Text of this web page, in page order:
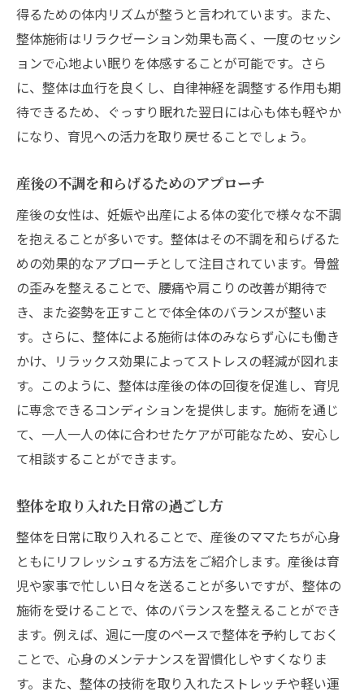
得るための体内リズムが整うと言われています。また、
整体施術はリラクゼーション効果も高く、一度のセッシ
ョンで心地よい眠りを体感することが可能です。さら
に、整体は血行を良くし、自律神経を調整する作用も期
待できるため、ぐっすり眠れた翌日には心も体も軽やか
になり、育児への活力を取り戻せることでしょう。
産後の不調を和らげるためのアプローチ
産後の女性は、妊娠や出産による体の変化で様々な不調
を抱えることが多いです。整体はその不調を和らげるた
めの効果的なアプローチとして注目されています。骨盤
の歪みを整えることで、腰痛や肩こりの改善が期待で
き、また姿勢を正すことで体全体のバランスが整いま
す。さらに、整体による施術は体のみならず心にも働き
かけ、リラックス効果によってストレスの軽減が図れま
す。このように、整体は産後の体の回復を促進し、育児
に専念できるコンディションを提供します。施術を通じ
て、一人一人の体に合わせたケアが可能なため、安心し
て相談することができます。
整体を取り入れた日常の過ごし方
整体を日常に取り入れることで、産後のママたちが心身
ともにリフレッシュする方法をご紹介します。産後は育
児や家事で忙しい日々を送ることが多いですが、整体の
施術を受けることで、体のバランスを整えることができ
ます。例えば、週に一度のペースで整体を予約しておく
ことで、心身のメンテナンスを習慣化しやすくなりま
す。また、整体の技術を取り入れたストレッチや軽い運